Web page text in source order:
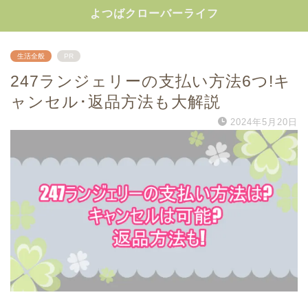
よつばクローバーライフ
生活全般 PR
247ランジェリーの支払い方法6つ!キ
ャンセル･返品方法も大解説
2024年5月20日